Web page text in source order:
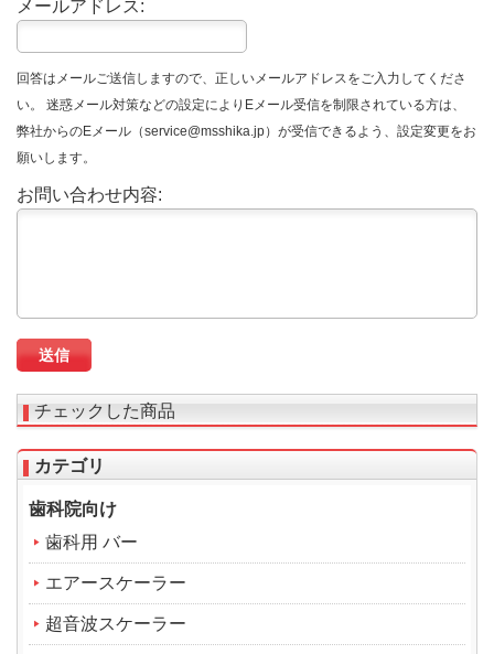
メールアドレス:
回答はメールご送信しますので、正しいメールアドレスをご入力してくださ
い。 迷惑メール対策などの設定によりEメール受信を制限されている方は、
弊社からのEメール（service@msshika.jp）が受信できるよう、設定変更をお
願いします。
お問い合わせ内容:
チェックした商品
カテゴリ
歯科院向け
歯科用 バー
エアースケーラー
超音波スケーラー